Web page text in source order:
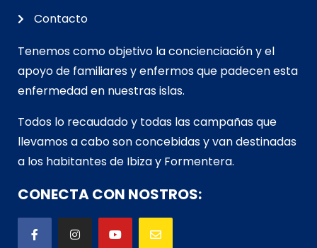
Contacto
Tenemos como objetivo la concienciación y el
apoyo de familiares y enfermos que padecen esta
enfermedad en nuestras islas.
Todos lo recaudado y todas las campañas que
llevamos a cabo son concebidas y van destinadas
a los habitantes de Ibiza y Formentera.
CONECTA CON NOSTROS: